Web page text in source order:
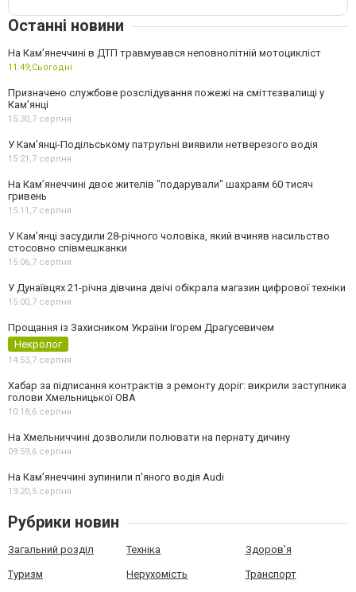
Останні новини
На Кам’янеччині в ДТП травмувався неповнолітній мотоцикліст
11:49,Сьогодні
Призначено службове розслідування пожежі на сміттєзвалищі у
Кам’янці
15:30,7 серпня
У Кам’янці-Подільському патрульні виявили нетверезого водія
15:21,7 серпня
На Камʼянеччині двоє жителів "подарували" шахраям 60 тисяч
гривень
15:11,7 серпня
У Камʼянці засудили 28-річного чоловіка, який вчиняв насильство
стосовно співмешканки
15:06,7 серпня
У Дунаївцях 21-річна дівчина двічі обікрала магазин цифрової техніки
15:00,7 серпня
Прощання із Захисником України Ігорем Драгусевичем
Некролог
14:53,7 серпня
Хабар за підписання контрактів з ремонту доріг: викрили заступника
голови Хмельницької ОВА
10:18,6 серпня
На Хмельниччині дозволили полювати на пернату дичину
09:59,6 серпня
На Камʼянеччині зупинили п'яного водія Audi
13:20,5 серпня
Рубрики новин
Загальний розділ Техніка Здоров'я
Туризм Нерухомість Транспорт